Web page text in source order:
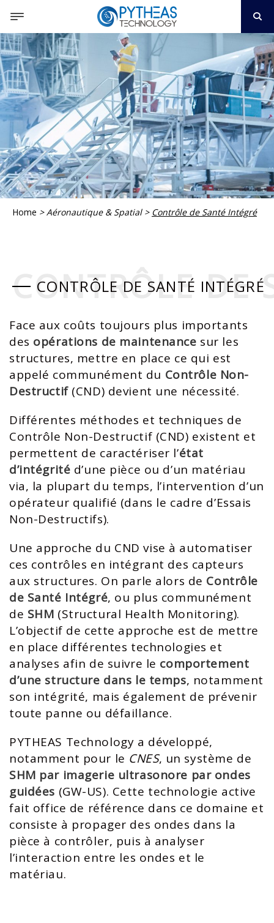
Home > Aéronautique & Spatial > Contrôle de Santé Intégré
CONTRÔLE DE SANTÉ INTÉGRÉ
CONTRÔLE DE
CONTRÔLE DE
Face aux coûts toujours plus importants
des opérations de maintenance sur les
structures, mettre en place ce qui est
appelé communément du Contrôle Non-
Destructif(CND) devient une nécessité.
Différentes méthodes et techniques de
Contrôle Non-Destructif (CND) existent et
permettent de caractériser l’état
d’intégrité d’une pièce ou d’un matériau
via, la plupart du temps, l’intervention d’un
opérateur qualifié (dans le cadre d’Essais
Non-Destructifs).
Une approche du CND vise à automatiser
ces contrôles en intégrant des capteurs
aux structures. On parle alors de Contrôle
de Santé Intégré, ou plus communément
de SHM (Structural Health Monitoring).
L’objectif de cette approche est de mettre
en place différentes technologies et
analyses afin de suivre le comportement
d’une structure dans le temps, notamment
son intégrité, mais également de prévenir
toute panne ou défaillance.​
PYTHEAS Technology a développé,
notamment pour le CNES, un système de
SHM par imagerie ultrasonore par ondes
guidées (GW-US). Cette technologie active
fait office de référence dans ce domaine et
consiste à propager des ondes dans la
pièce à contrôler, puis à analyser
l’interaction entre les ondes et le
matériau.​